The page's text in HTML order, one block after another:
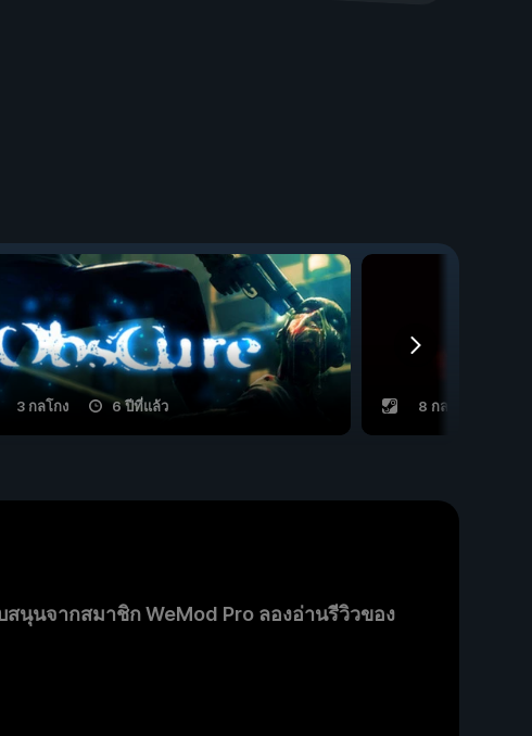
3 กลโกง 6 ปีที่แล้ว 8 กลโกง
นุนจากสมาชิก WeMod Pro ลองอ่านรีวิวของ